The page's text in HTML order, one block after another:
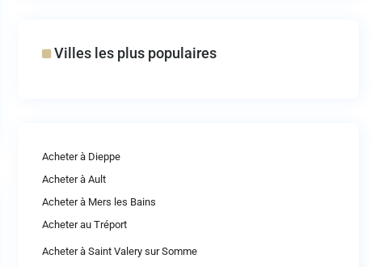
Villes les plus populaires
Acheter à Dieppe
Acheter à Ault
Acheter à Mers les Bains
Acheter au Tréport
Acheter à Saint Valery sur Somme